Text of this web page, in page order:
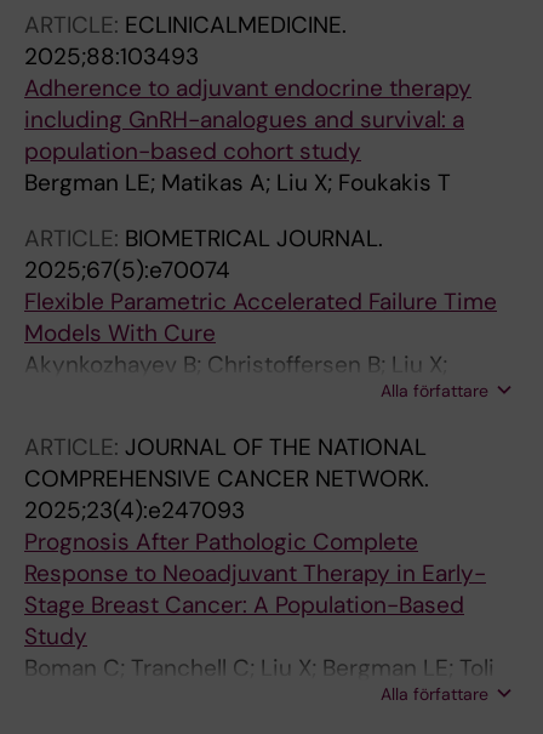
MV; Bergman LE; Matikas A; Foukakis T
ARTICLE: ECLINICALMEDICINE.
2025;88:103493
Adherence to adjuvant endocrine therapy
including GnRH-analogues and survival: a
population-based cohort study
Bergman LE; Matikas A; Liu X; Foukakis T
ARTICLE: BIOMETRICAL JOURNAL.
2025;67(5):e70074
Flexible Parametric Accelerated Failure Time
Models With Cure
Akynkozhayev B; Christoffersen B; Liu X;
Alla författare
ARTICLE: JOURNAL OF THE NATIONAL
COMPREHENSIVE CANCER NETWORK.
2025;23(4):e247093
Prognosis After Pathologic Complete
Response to Neoadjuvant Therapy in Early-
Stage Breast Cancer: A Population-Based
Study
Boman C; Tranchell C; Liu X; Bergman LE; Toli
MA; Bergh J; Foukakis T; Matikas AAlla författare